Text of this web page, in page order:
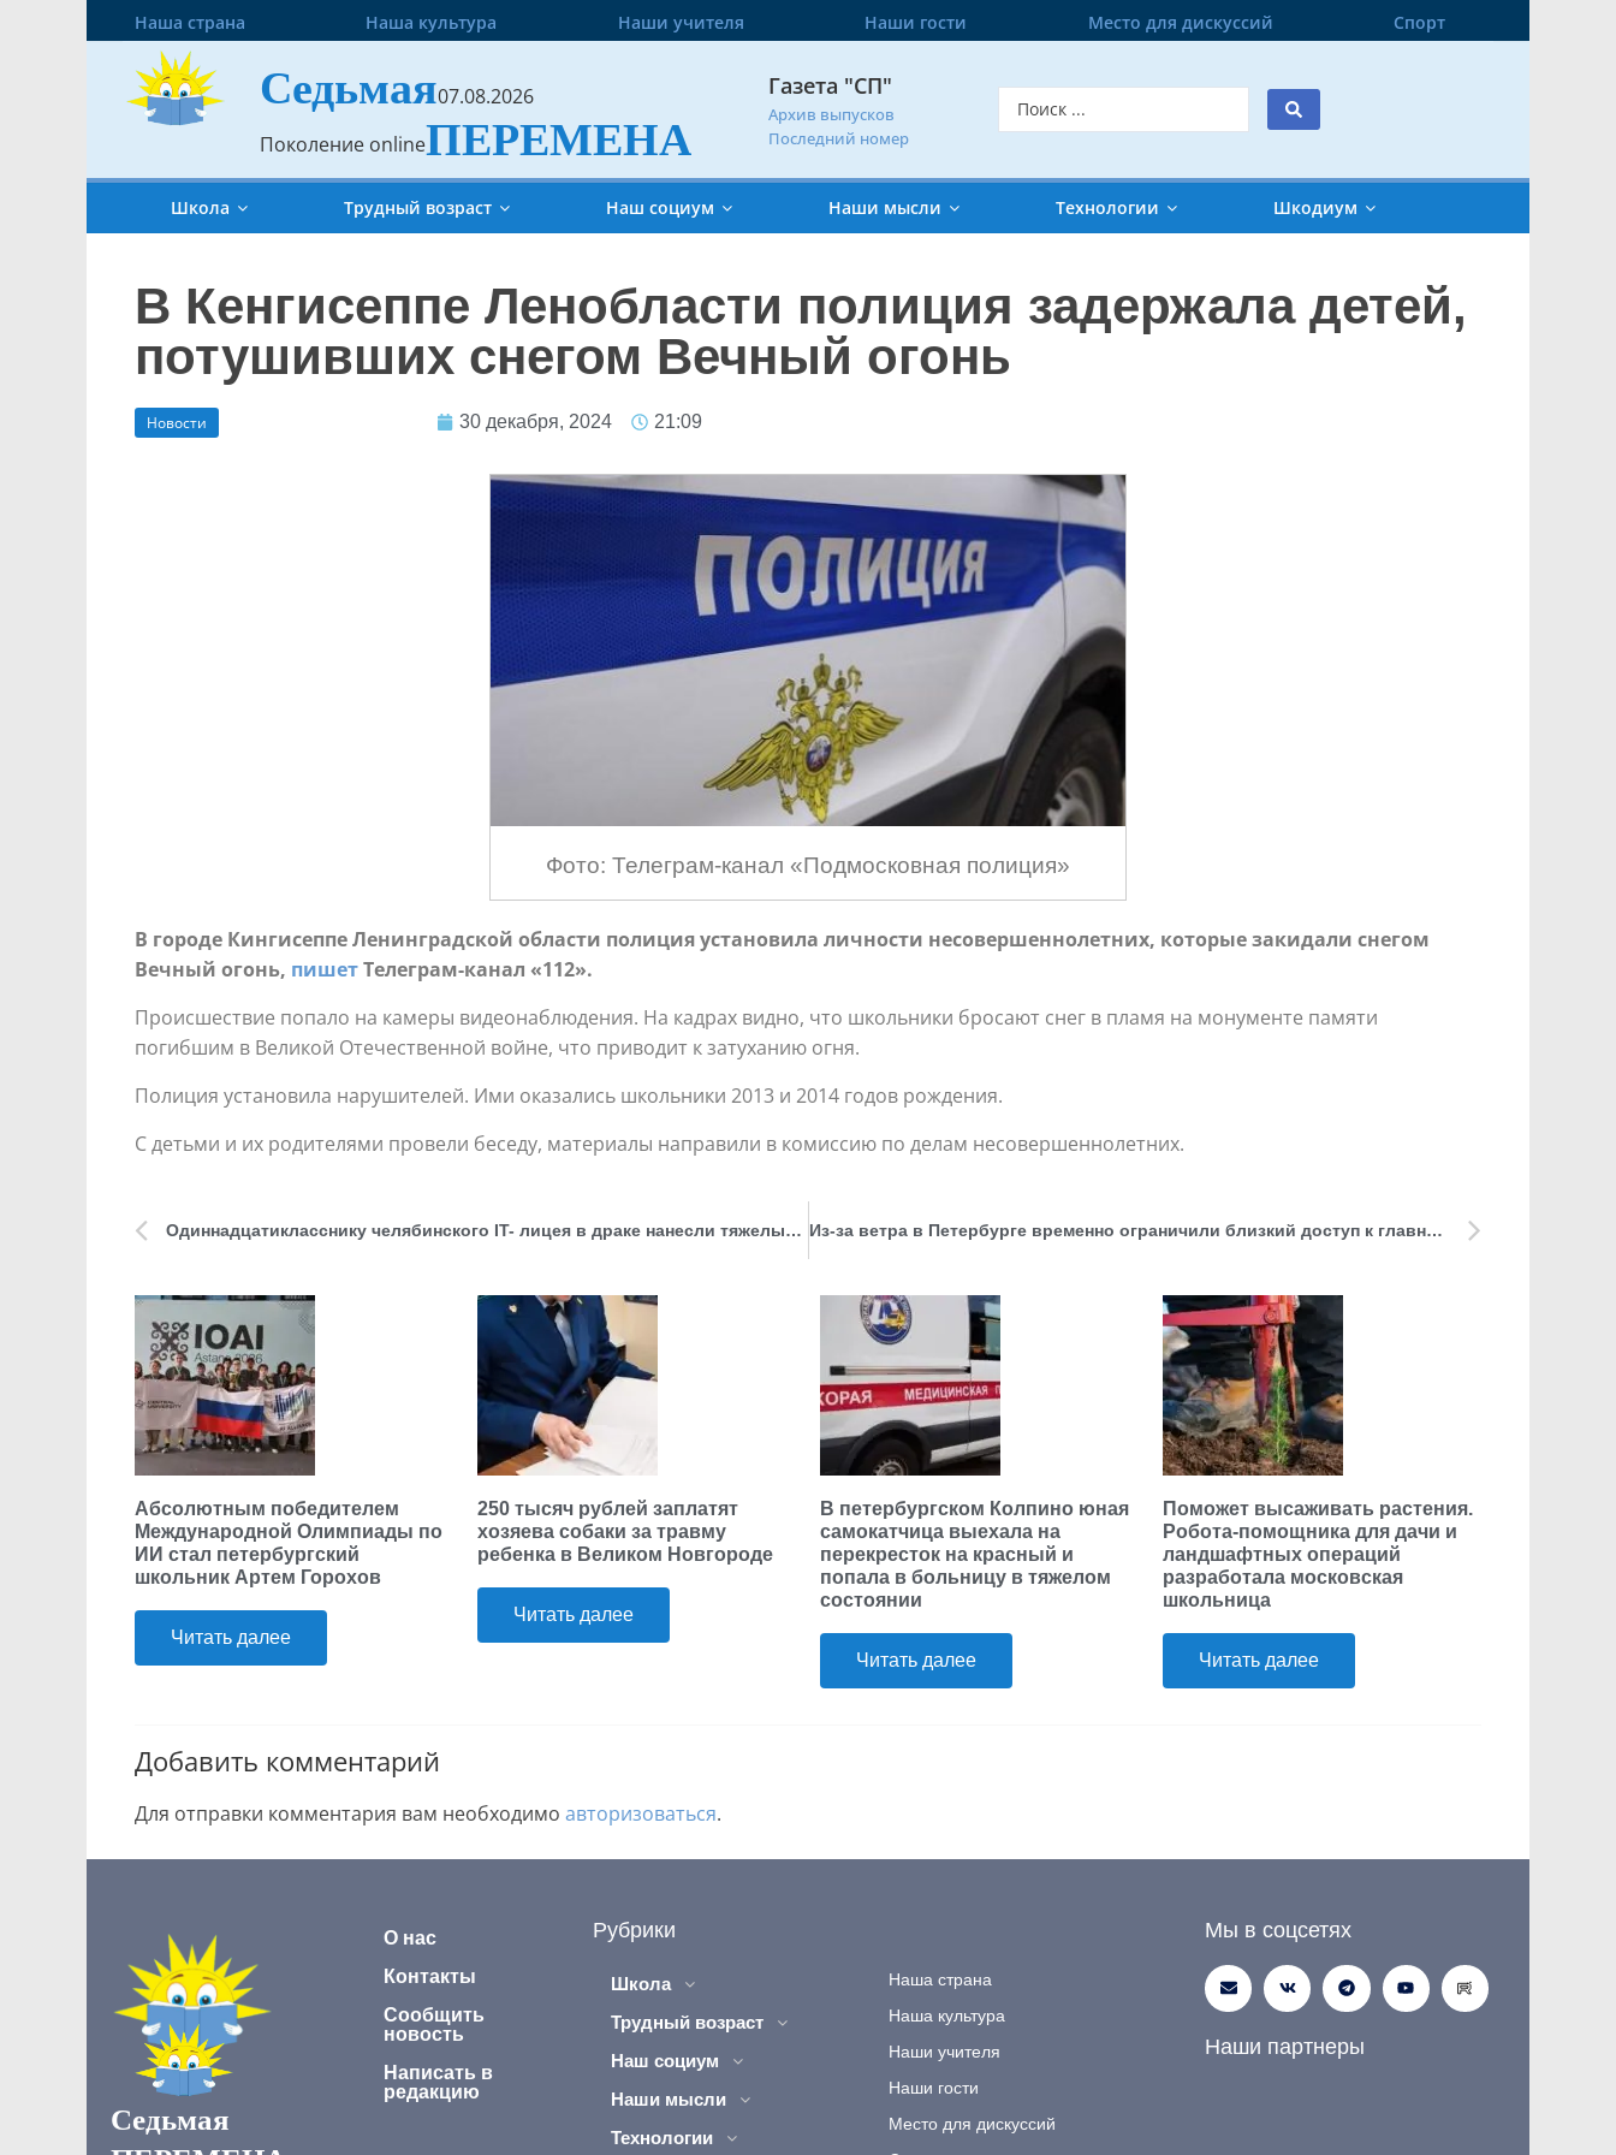
Наша страна Наша культура Наши учителя Наши гости Место для дискуссий Спорт
Седьмая07.08.2026
Поколение onlineПЕРЕМЕНА
Газета "СП"
Архив выпусков
Последний номер
Школа Трудный возраст Наш социум Наши мысли Технологии Шкодиум
В Кенгисеппе Ленобласти полиция задержала детей,
потушивших снегом Вечный огонь
Новости 30 декабря, 2024 21:09
Фото: Телеграм-канал «Подмосковная полиция»
В городе Кингисеппе Ленинградской области полиция установила личности несовершеннолетних, которые закидали снегом
Вечный огонь, пишетТелеграм-канал «112».
Происшествие попало на камеры видеонаблюдения. На кадрах видно, что школьники бросают снег в пламя на монументе памяти
погибшим в Великой Отечественной войне, что приводит к затуханию огня.
Полиция установила нарушителей. Ими оказались школьники 2013 и 2014 годов рождения.
С детьми и их родителями провели беседу, материалы направили в комиссию по делам несовершеннолетних.
Одиннадцатикласснику челябинского IT- лицея в драке нанесли тяжелые травмы. Возбуждено уголовное дело Из-за ветра в Петербурге временно ограничили близкий доступ к главной новогодней елке
Абсолютным победителем
Международной Олимпиады по
ИИ стал петербургский
школьник Артем Горохов
Читать далее
250 тысяч рублей заплатят
хозяева собаки за травму
ребенка в Великом Новгороде
Читать далее
В петербургском Колпино юная
самокатчица выехала на
перекресток на красный и
попала в больницу в тяжелом
состоянии
Читать далее
Поможет высаживать растения.
Робота-помощника для дачи и
ландшафтных операций
разработала московская
школьница
Читать далее
Добавить комментарий
Для отправки комментария вам необходимо авторизоваться.
Седьмая
О нас
Контакты
Сообщить
новость
Написать в
редакцию
Рубрики
Школа
Трудный возраст
Наш социум
Наши мысли
Технологии
Наша страна
Наша культура
Наши учителя
Наши гости
Место для дискуссий
Мы в соцсетях
Наши партнеры